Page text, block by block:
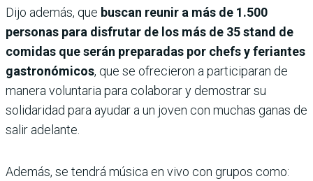
Dijo además, que buscan reunir a más de 1.500
personas para disfrutar de los más de 35 stand de
comidas que serán preparadas por chefs y feriantes
gastronómicos, que se ofrecieron a participaran de
manera voluntaria para colaborar y demostrar su
solidaridad para ayudar a un joven con muchas ganas de
salir adelante.
Además, se tendrá música en vivo con grupos como: